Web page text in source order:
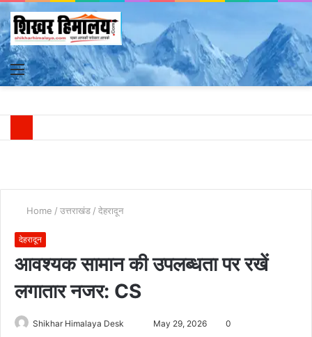
Menu
Home / उत्तराखंड / देहरादून
देहरादून
आवश्यक सामान की उपलब्धता पर रखें
लगातार नजर: CS
Shikhar Himalaya Desk May 29, 2026 0